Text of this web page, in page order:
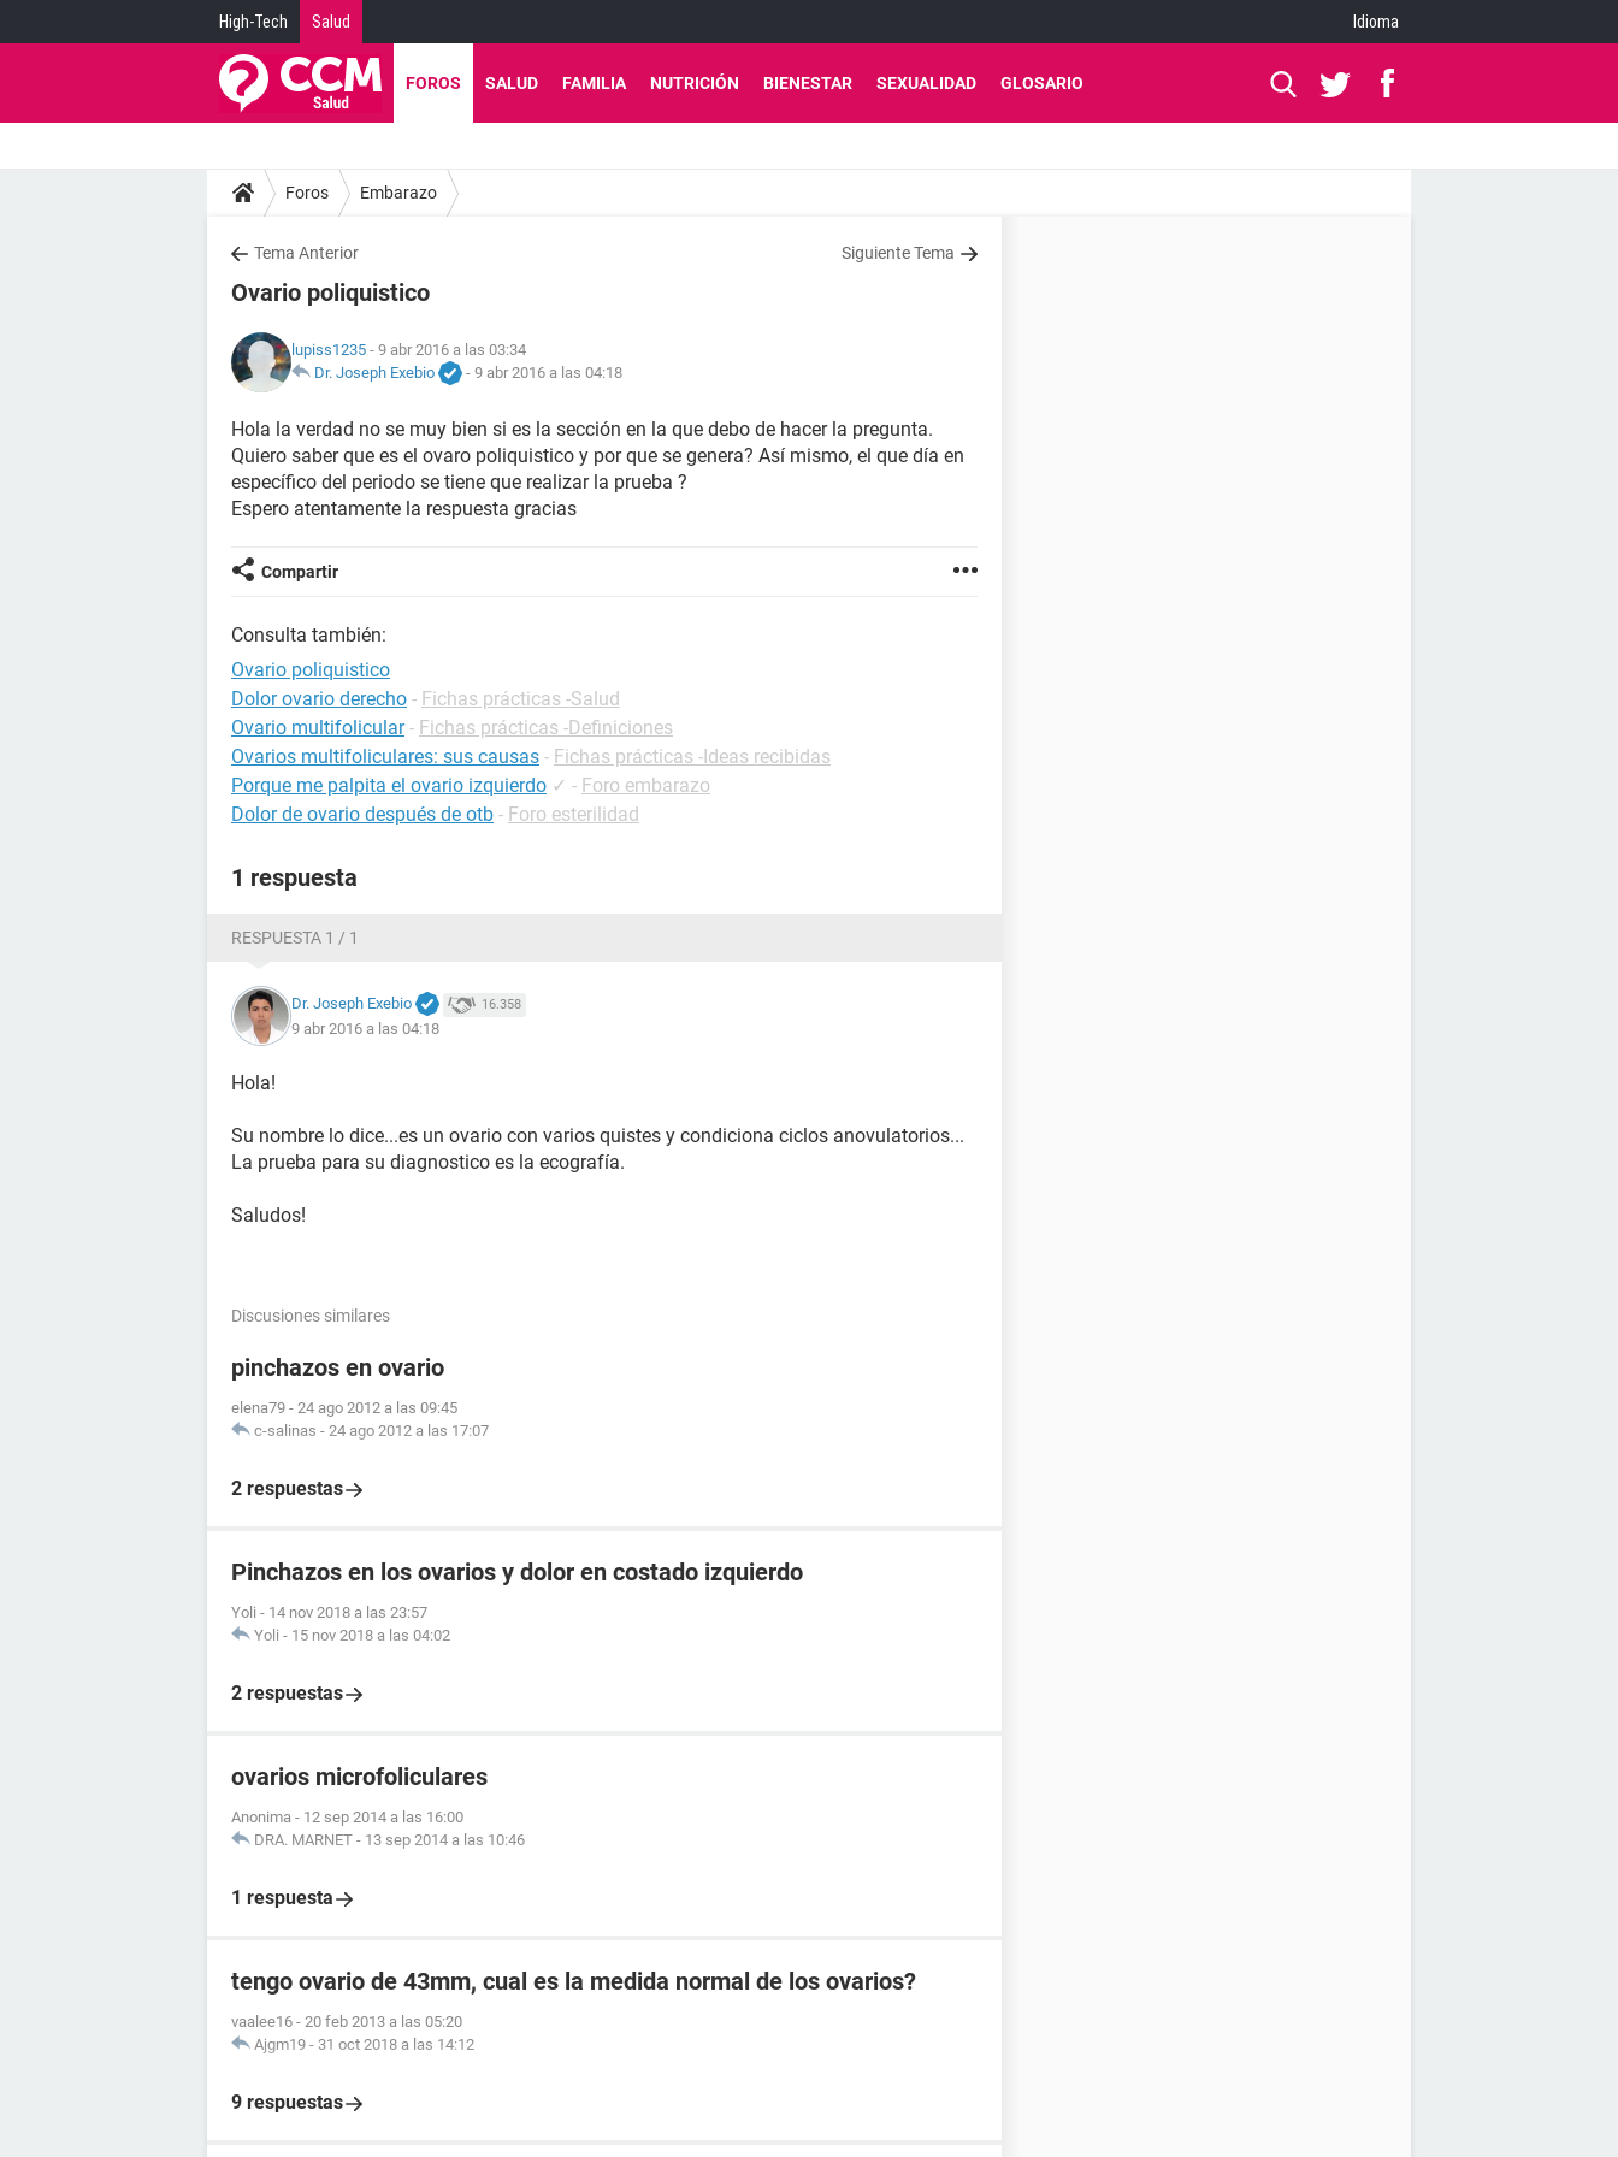
High-Tech Salud Idioma
FOROS SALUD FAMILIA NUTRICIÓN BIENESTAR SEXUALIDAD GLOSARIO
Foros Embarazo
Tema Anterior Siguiente Tema
Ovario poliquistico
lupiss1235 - 9 abr 2016 a las 03:34
Dr. Joseph Exebio
- 9 abr 2016 a las 04:18
Hola la verdad no se muy bien si es la sección en la que debo de hacer la pregunta.
Quiero saber que es el ovaro poliquistico y por que se genera? Así mismo, el que día en
específico del periodo se tiene que realizar la prueba ?
Espero atentamente la respuesta gracias
Compartir
Consulta también:
Ovario poliquistico
Dolor ovario derecho - Fichas prácticas -Salud
Ovario multifolicular - Fichas prácticas -Definiciones
Ovarios multifoliculares: sus causas - Fichas prácticas -Ideas recibidas
Porque me palpita el ovario izquierdo ✓ - Foro embarazo
Dolor de ovario después de otb - Foro esterilidad
1 respuesta
RESPUESTA 1 / 1
Dr. Joseph Exebio 16.358
9 abr 2016 a las 04:18
Hola!
Su nombre lo dice...es un ovario con varios quistes y condiciona ciclos anovulatorios...
La prueba para su diagnostico es la ecografía.
Saludos!
Discusiones similares
pinchazos en ovario
elena79 - 24 ago 2012 a las 09:45
c-salinas - 24 ago 2012 a las 17:07
2 respuestas
Pinchazos en los ovarios y dolor en costado izquierdo
Yoli - 14 nov 2018 a las 23:57
Yoli - 15 nov 2018 a las 04:02
2 respuestas
ovarios microfoliculares
Anonima - 12 sep 2014 a las 16:00
DRA. MARNET - 13 sep 2014 a las 10:46
1 respuesta
tengo ovario de 43mm, cual es la medida normal de los ovarios?
vaalee16 - 20 feb 2013 a las 05:20
Ajgm19 - 31 oct 2018 a las 14:12
9 respuestas